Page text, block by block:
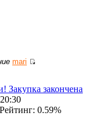
mari
закончена
Рейтинг: 0.59%